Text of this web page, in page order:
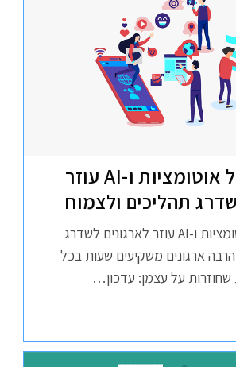
כך שילוב של אוטומציות ו-AI עוזר
תהליכים ולצמוח
כך שילוב של אוטומציות ו-AI עוזר לארגונים לשדרג
ארגונים משקיעים שעות בכל
על עצמן: עדכון…